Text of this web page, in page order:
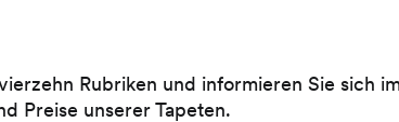
Rubriken und informieren Sie sich
Preise unserer Tapeten.